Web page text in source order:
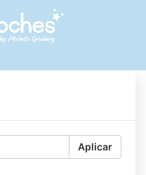
Aplicar